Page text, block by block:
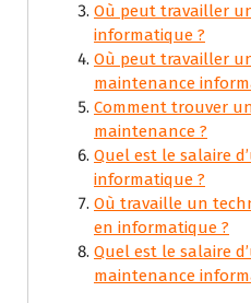
Où peut travailler
informatique ?
Où peut travailler
maintenance
Comment trouver
maintenance ?
Quel est le salaire
informatique ?
Où travaille un
en informatique ?
Quel est le salaire
maintenance